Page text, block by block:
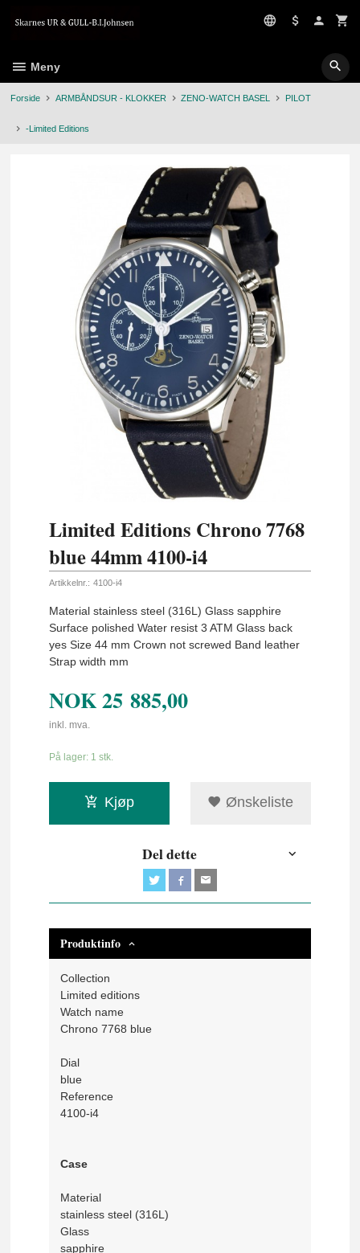
Meny
Forside ARMBÅNDSUR - KLOKKER ZENO-WATCH BASEL PILOT
-Limited Editions
Limited Editions Chrono 7768
blue 44mm 4100-i4
Artikkelnr.: 4100-i4
Material stainless steel (316L) Glass sapphire
Surface polished Water resist 3 ATM Glass back
yes Size 44 mm Crown not screwed Band leather
Strap width mm
NOK25 885,00
inkl. mva.
På lager: 1 stk.
Kjøp Ønskeliste
Del dette
Produktinfo
Collection
Limited editions
Watch name
Chrono 7768 blue
Dial
blue
Reference
4100-i4
Case
Material
stainless steel (316L)
Glass
sapphire